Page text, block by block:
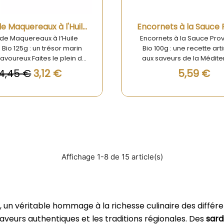
haut de gamme.
Aperçu rapide Filets de Maquereaux à l'Huile d'Olive Bio 125g
Maquereaux à l’Huile
Bio 125g : un trésor marin
Faites le plein de
et de bienfaits avec nos
de maquereaux à l’huile
issu d’une pêche
€3,12 €
Aperçu rapide
Encornets à la Sauce
Bio 100g : une recette
aux saveurs de la
Offrez-vous un voyage
ensoleillé avec nos
cuisiné alliant
goût, élaborée à
5,59 €
Affichage 1-8 de 15 article(s)
, un véritable hommage à la richesse culinaire des
authentiques et les traditions régionales. Des